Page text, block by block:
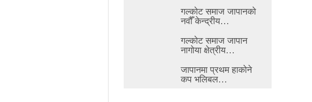
गल्कोट समाज जापानको
नवौँ केन्द्रीय…
गल्कोट समाज जापान
नागोया क्षेत्रीय…
जापानमा प्रथम हाकोने
कप भलिबल…